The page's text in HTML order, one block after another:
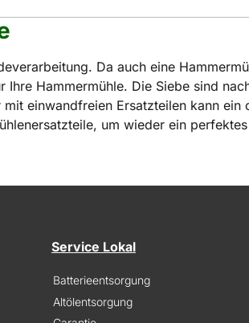
Da auch eine
Hammermühle. Die Siebe sind
einwandfreien Ersatzteilen kann
um wieder ein
Service Lokal
Batterieentsorgung
Altölentsorgung